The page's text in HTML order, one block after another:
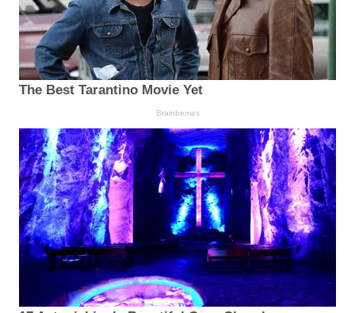
The Best Tarantino Movie Yet
Brainberries